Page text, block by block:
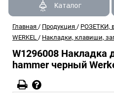
Каталог
Главная / Продукция / РОЗЕТКИ,
WERKEL / Накладки, клавиши,
W1296008 Накладка
hammer черный